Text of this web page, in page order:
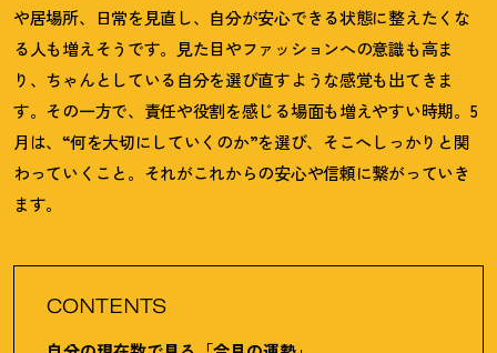
や居場所、日常を見直し、自分が安心できる状態に整えたくな
る人も増えそうです。見た目やファッションへの意識も高ま
り、ちゃんとしている自分を選び直すような感覚も出てきま
す。その一方で、責任や役割を感じる場面も増えやすい時期。 5
月は、“何を大切にしていくのか”を選び、そこへしっかりと関
わっていくこと。それがこれからの安心や信頼に繋がっていき
ます。
CONTENTS